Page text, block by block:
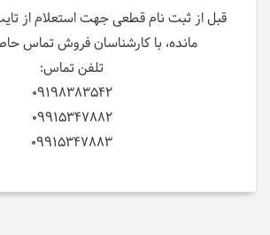
قبل از ثبت نام قطعی جهت استعلام از
مانده، با کارشناسان فروش تماس
تلفن تماس:
09198383542
09915347882
09915347883